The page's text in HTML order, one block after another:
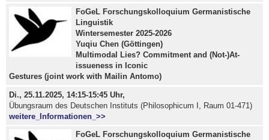
FoGeL Forschungskolloquium Germanistische
Linguistik
Wintersemester 2025-2026
Yuqiu Chen (Göttingen)
Multimodal Lies? Commitment and (Not-)At-
issueness in Iconic
Gestures (joint work with Mailin Antomo)
Di., 25.11.2025, 14:15-15:45 Uhr,
Übungsraum des Deutschen Instituts (Philosophicum I, Raum 01-471)
weitere_Informationen_>>
FoGeL Forschungskolloquium Germanistische